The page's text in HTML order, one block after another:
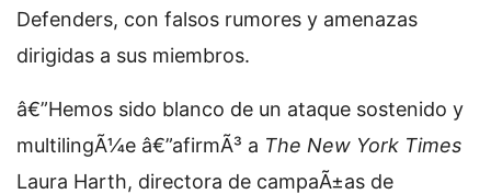
Defenders, con falsos rumores y amenazas
dirigidas a sus miembros.
â€”Hemos sido blanco de un ataque sostenido y
multilingÃ¼e â€”afirmÃ³ a The New York Times
Laura Harth, directora de campaÃ±as de